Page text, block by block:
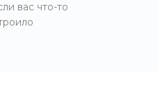
вас что-то